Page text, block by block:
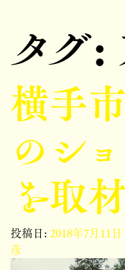
タグ:
横手
のシ
を取材
投稿日:2018年7月11日
彦